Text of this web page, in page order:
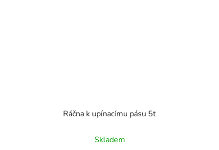
Ráčna k upínacímu pásu 5t
Skladem